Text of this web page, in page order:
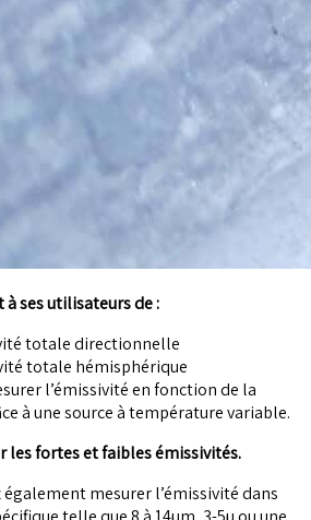
ses utilisateurs de :
totale directionnelle
totale hémisphérique
l’émissivité en fonction de la
à une source à température variable.
les fortes et faibles émissivités.
mesurer l’émissivité dans